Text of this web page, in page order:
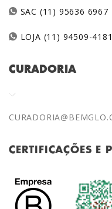
SAC (11) 95636 6967
LOJA (11) 94509-4181
CURADORIA
CERTIFICAÇÕES E